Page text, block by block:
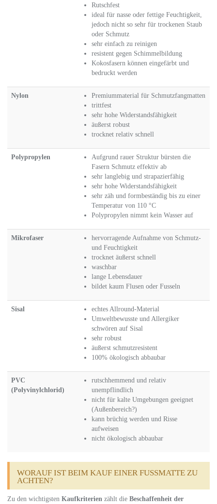
Rutschfest
ideal für nasse oder fettige Feuchtigkeit,
jedoch nicht so sehr für trockenen Staub
oder Schmutz
sehr einfach zu reinigen
resistent gegen Schimmelbildung
Kokosfasern können eingefärbt und
bedruckt werden
Nylon
Premiummaterial für Schmutzfangmatten
trittfest
sehr hohe Widerstandsfähigkeit
äußerst robust
trocknet relativ schnell
Polypropylen
Aufgrund rauer Struktur bürsten die
Fasern Schmutz effektiv ab
sehr langlebig und strapazierfähig
sehr hohe Widerstandsfähigkeit
sehr zäh und formbeständig bis zu einer
Temperatur von 110 °C
Polypropylen nimmt kein Wasser auf
Mikrofaser
hervorragende Aufnahme von Schmutz-
und Feuchtigkeit
trocknet äußerst schnell
waschbar
lange Lebensdauer
bildet kaum Flusen oder Fusseln
Sisal
echtes Allround-Material
Umweltbewusste und Allergiker
schwören auf Sisal
sehr robust
äußerst schmutzresistent
100% ökologisch abbaubar
PVC
(Polyvinylchlorid)
rutschhemmend und relativ
unempflindlich
nicht für kalte Umgebungen geeignet
(Außenbereich?)
kann brüchig werden und Risse
aufweisen
nicht ökologisch abbaubar
WORAUF IST BEIM KAUF EINER FUSSMATTE ZU
ACHTEN?
Zu den wichtigsten Kaufkriterien zählt die Beschaffenheit der